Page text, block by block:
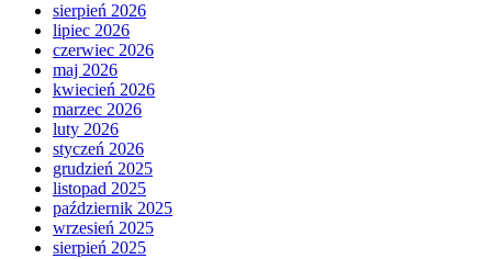
sierpień 2026
lipiec 2026
czerwiec 2026
maj 2026
kwiecień 2026
marzec 2026
luty 2026
styczeń 2026
grudzień 2025
listopad 2025
październik 2025
wrzesień 2025
sierpień 2025